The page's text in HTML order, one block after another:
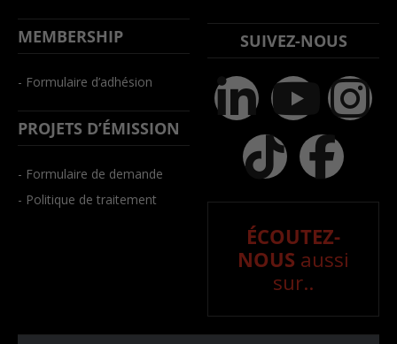
MEMBERSHIP
- Formulaire d’adhésion
PROJETS D’ÉMISSION
- Formulaire de demande
- Politique de traitement
SUIVEZ-NOUS
ÉCOUTEZ-
NOUS aussi
sur..